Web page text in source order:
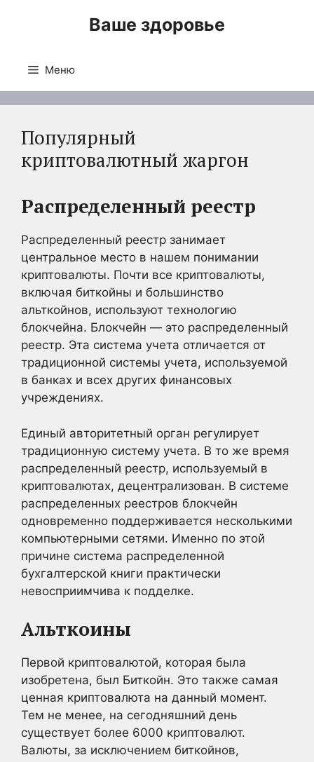
Ваше здоровье
Меню
Популярный
криптовалютный жаргон
Распределенный реестр
Распределенный реестр занимает
центральное место в нашем понимании
криптовалюты. Почти все криптовалюты,
включая биткойны и большинство
альткойнов, используют технологию
блокчейна. Блокчейн — это распределенный
реестр. Эта система учета отличается от
традиционной системы учета, используемой
в банках и всех других финансовых
учреждениях.
Единый авторитетный орган регулирует
традиционную систему учета. В то же время
распределенный реестр, используемый в
криптовалютах, децентрализован. В системе
распределенных реестров блокчейн
одновременно поддерживается несколькими
компьютерными сетями. Именно по этой
причине система распределенной
бухгалтерской книги практически
невосприимчива к подделке.
Альткоины
Первой криптовалютой, которая была
изобретена, был Биткойн. Это также самая
ценная криптовалюта на данный момент.
Тем не менее, на сегодняшний день
существует более 6000 криптовалют.
Валюты, за исключением биткойнов,